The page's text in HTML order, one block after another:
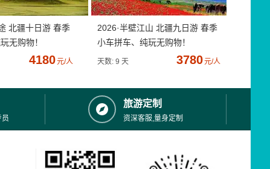
北疆十日游 春季
无购物！
4180元/人
2026·半壁江山 北疆九日游 春季
小车拼车、纯玩无购物！
天数: 9 天 3780元/人
员
旅游定制
资深客服,量身定制